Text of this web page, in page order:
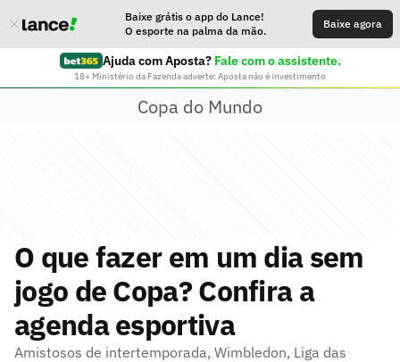
Baixe grátis o app do Lance!
O esporte na palma da mão.
Baixe agora
Ajuda com Aposta? Fale com o assistente.
18+ Ministério da Fazenda adverte: Aposta não é investimento
Copa do Mundo
O que fazer em um dia sem
jogo de Copa? Confira a
agenda esportiva
Amistosos de intertemporada, Wimbledon, Liga das